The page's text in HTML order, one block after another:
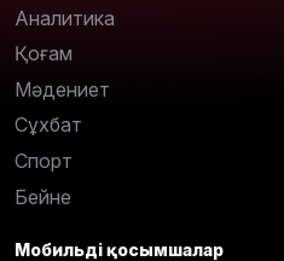
Аналитика
Қоғам
Мәдениет
Сұхбат
Спорт
Бейне
Мобильді қосымшалар